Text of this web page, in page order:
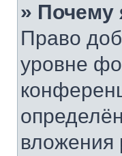
» Почему
Право
уровне
вложения